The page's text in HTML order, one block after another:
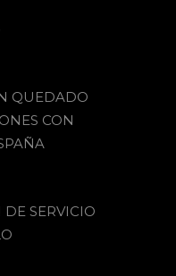
QUEDADO
CON
DE SERVICIO